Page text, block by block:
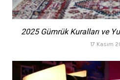
2025 Gümrük Kuralları ve
17 Kasım